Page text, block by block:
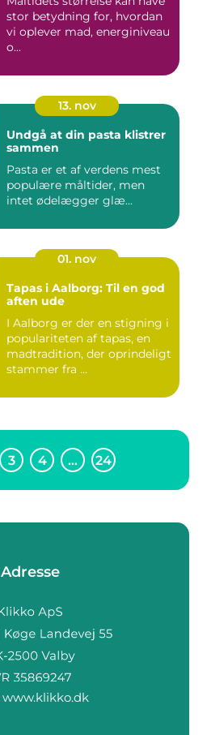
stor betydning for, hvordan
vi oplever mad, energiniveau
o...
13. nov
Undgå at din pasta klistrer
sammen
Pasta er et af verdens mest
populære måltider, men
intet ødelægger glæ...
01. nov
Tapas i Aalborg: Til en god
aften ude
I Aalborg er der en stigning i
populariteten af tapas, en
madtradition, der oprindeligt
stammer fra ...
3 4 … 24
Adresse
www.klikko.dk